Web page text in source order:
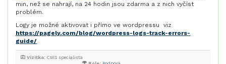
min, než se nahrají, na 24 hodin jsou zdarma a z nich vyčíst
problém.
Logy je možné aktivovat i přímo ve wordpressu viz
https://pagely.com/blog/wordpress-logs-track-errors-
guide/
Vizitka: CMS specialista